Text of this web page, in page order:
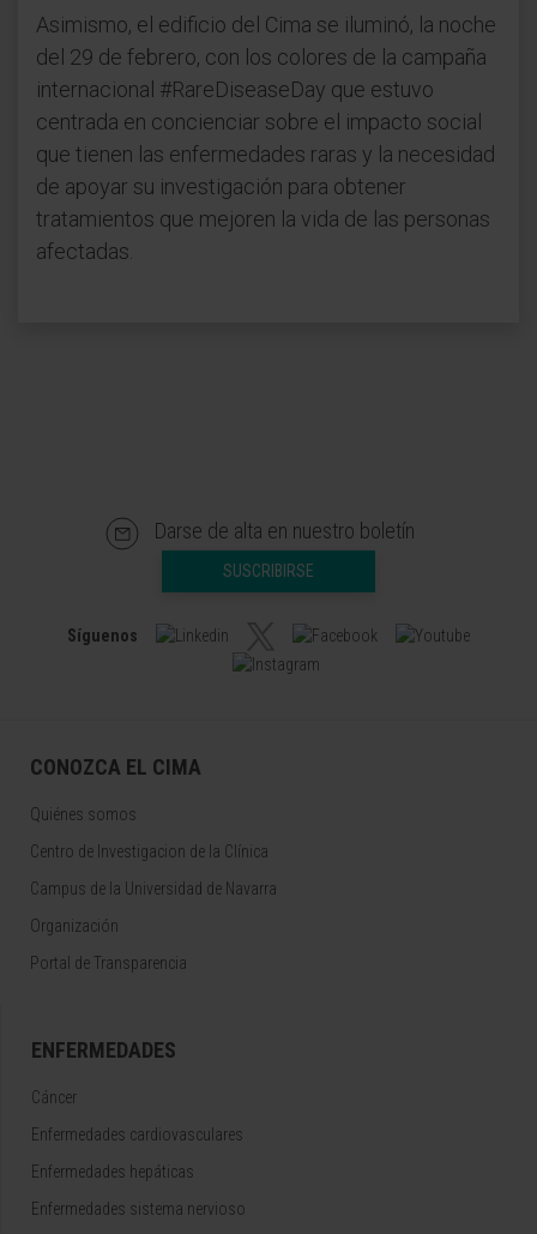
Asimismo, el edificio del Cima se iluminó, la noche
del 29 de febrero, con los colores de la campaña
internacional #RareDiseaseDay que estuvo
centrada en concienciar sobre el impacto social
que tienen las enfermedades raras y la necesidad
de apoyar su investigación para obtener
tratamientos que mejoren la vida de las personas
afectadas.
Darse de alta en nuestro boletín
SUSCRIBIRSE
Síguenos
CONOZCA EL CIMA
Quiénes somos
Centro de Investigacion de la Clínica
Campus de la Universidad de Navarra
Organización
Portal de Transparencia
ENFERMEDADES
Cáncer
Enfermedades cardiovasculares
Enfermedades hepáticas
Enfermedades sistema nervioso